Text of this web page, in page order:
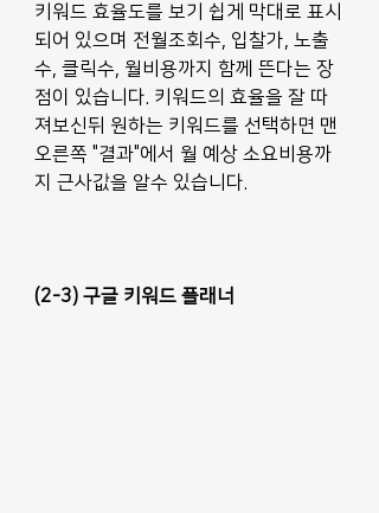
키워드 효율도를 보기 쉽게 막대로 표시
되어 있으며 전월조회수, 입찰가, 노출
수, 클릭수, 월비용까지 함께 뜬다는 장
점이 있습니다. 키워드의 효율을 잘 따
져보신뒤 원하는 키워드를 선택하면 맨
오른쪽 "결과"에서 월 예상 소요비용까
지 근사값을 알수 있습니다.
(2-3) 구글 키워드 플래너